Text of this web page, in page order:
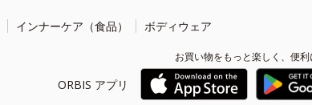
インナーケア（食品） ボディウェア
ORBIS アプリ
お買い物をもっと楽しく、便利